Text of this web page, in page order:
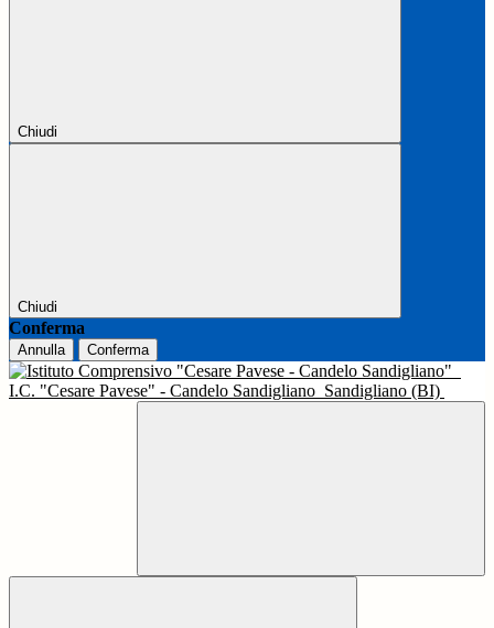
Chiudi
Chiudi
Conferma
Annulla Conferma
I.C. "Cesare Pavese" - Candelo Sandigliano Sandigliano (BI)